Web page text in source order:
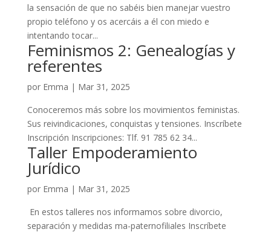
la sensación de que no sabéis bien manejar vuestro
propio teléfono y os acercáis a él con miedo e
intentando tocar...
Feminismos 2: Genealogías y
referentes
por Emma | Mar 31, 2025
Conoceremos más sobre los movimientos feministas.
Sus reivindicaciones, conquistas y tensiones. Inscríbete
Inscripción Inscripciones: Tlf. 91 785 62 34...
Taller Empoderamiento
Jurídico
por Emma | Mar 31, 2025
En estos talleres nos informamos sobre divorcio,
separación y medidas ma-paternofiliales Inscríbete